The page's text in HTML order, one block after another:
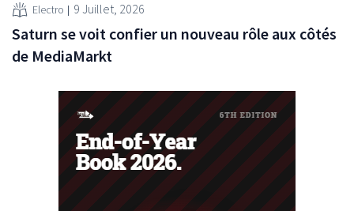
Electro 9 Juillet, 2026
Saturn se voit confier un nouveau rôle aux côtés
de MediaMarkt